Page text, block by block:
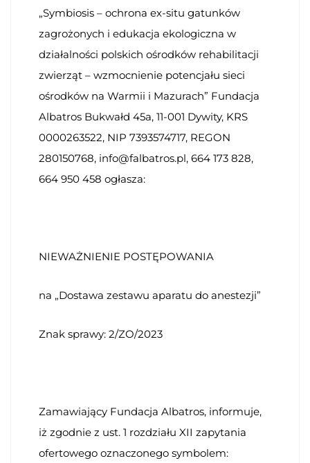
„Symbiosis – ochrona ex-situ gatunków
zagrożonych i edukacja ekologiczna w
działalności polskich ośrodków rehabilitacji
zwierząt – wzmocnienie potencjału sieci
ośrodków na Warmii i Mazurach” Fundacja
Albatros Bukwałd 45a, 11-001 Dywity, KRS
0000263522, NIP 7393574717, REGON
280150768, info@falbatros.pl, 664 173 828,
664 950 458 ogłasza:
NIEWAŻNIENIE POSTĘPOWANIA
na „Dostawa zestawu aparatu do anestezji”
Znak sprawy: 2/ZO/2023
Zamawiający Fundacja Albatros, informuje,
iż zgodnie z ust. 1 rozdziału XII zapytania
ofertowego oznaczonego symbolem: